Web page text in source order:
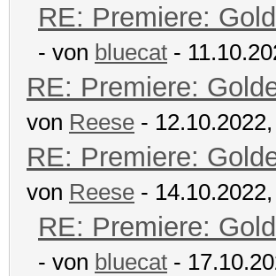
RE: Premiere:
- von bluecat -
RE: Premiere:
von Reese -
RE: Premiere:
von Reese -
RE: Premiere:
- von bluecat -